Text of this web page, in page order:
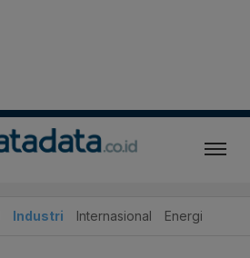
Industri Internasional Energi